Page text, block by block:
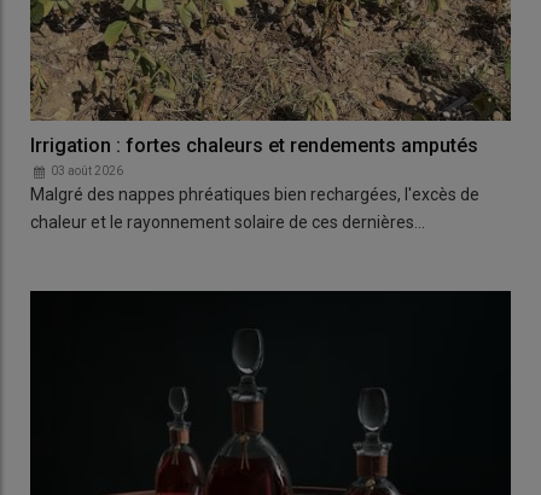
Irrigation : fortes chaleurs et rendements amputés
03 août 2026
Malgré des nappes phréatiques bien rechargées, l'excès de
chaleur et le rayonnement solaire de ces dernières…